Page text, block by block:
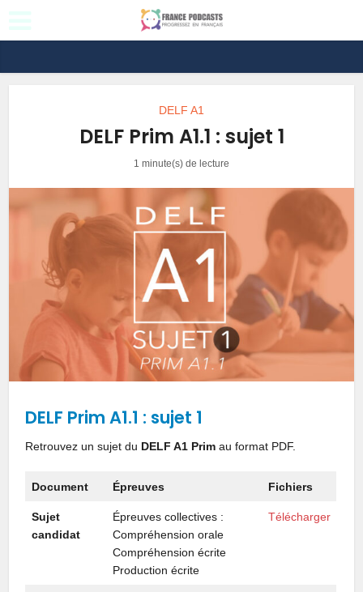
DELF A1
DELF Prim A1.1 : sujet 1
1 minute(s) de lecture
DELF Prim A1.1 : sujet 1
Retrouvez un sujet du DELF A1 Prim au format PDF.
Document Épreuves Fichiers
Sujet
candidat
Épreuves collectives :
Compréhension orale
Compréhension écrite
Production écrite
Télécharger